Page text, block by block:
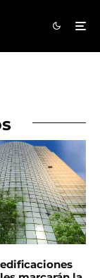
edificaciones